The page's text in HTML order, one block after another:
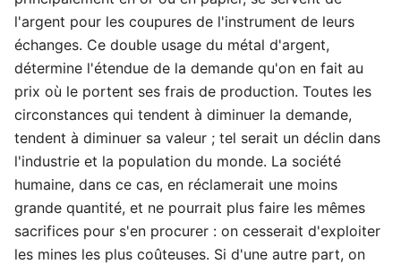
l'argent pour les coupures de l'instrument de leurs
échanges. Ce double usage du métal d'argent,
détermine l'étendue de la demande qu'on en fait au
prix où le portent ses frais de production. Toutes les
circonstances qui tendent à diminuer la demande,
tendent à diminuer sa valeur ; tel serait un déclin dans
l'industrie et la population du monde. La société
humaine, dans ce cas, en réclamerait une moins
grande quantité, et ne pourrait plus faire les mêmes
sacrifices pour s'en procurer : on cesserait d'exploiter
les mines les plus coûteuses. Si d'une autre part, on